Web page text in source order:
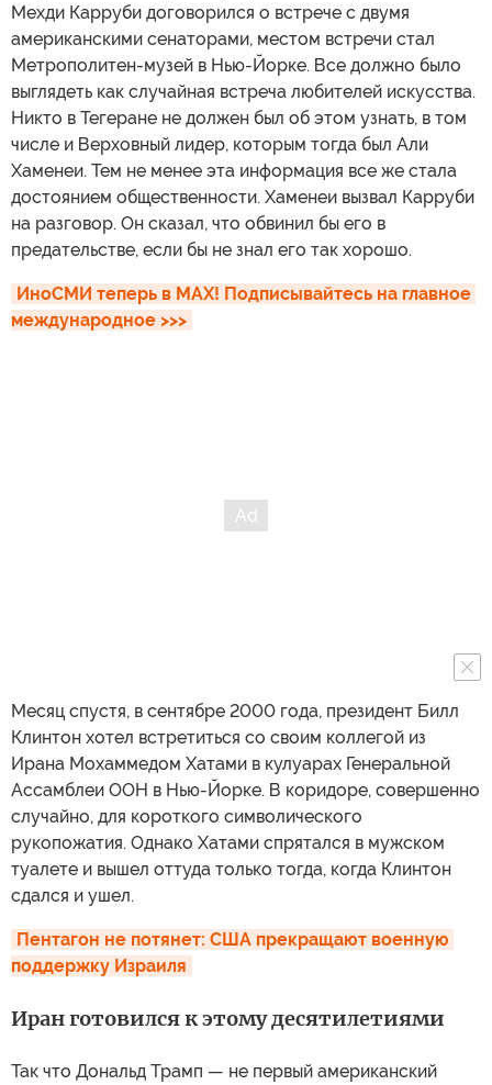
Мехди Карруби договорился о встрече с двумя
американскими сенаторами, местом встречи стал
Метрополитен-музей в Нью-Йорке. Все должно было
выглядеть как случайная встреча любителей искусства.
Никто в Тегеране не должен был об этом узнать, в том
числе и Верховный лидер, которым тогда был Али
Хаменеи. Тем не менее эта информация все же стала
достоянием общественности. Хаменеи вызвал Карруби
на разговор. Он сказал, что обвинил бы его в
предательстве, если бы не знал его так хорошо.
ИноСМИ теперь в MAX! Подписывайтесь на главное
международное >>>
Месяц спустя, в сентябре 2000 года, президент Билл
Клинтон хотел встретиться со своим коллегой из
Ирана Мохаммедом Хатами в кулуарах Генеральной
Ассамблеи ООН в Нью-Йорке. В коридоре, совершенно
случайно, для короткого символического
рукопожатия. Однако Хатами спрятался в мужском
туалете и вышел оттуда только тогда, когда Клинтон
сдался и ушел.
Пентагон не потянет: США прекращают военную
поддержку Израиля
Иран готовился к этому десятилетиями
Так что Дональд Трамп — не первый американский